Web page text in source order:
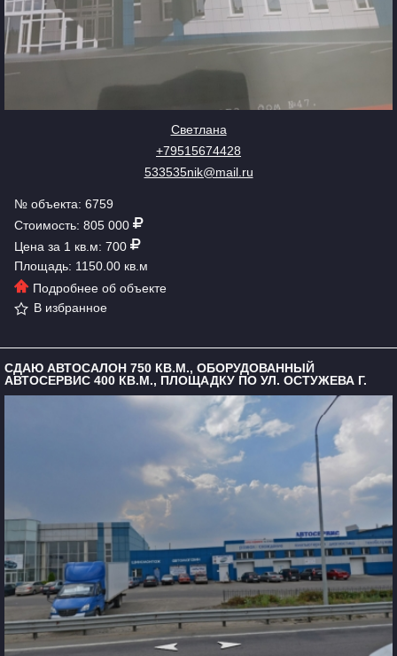
Светлана
+79515674428
533535nik@mail.ru
№ объекта: 6759
Стоимость: 805 000
Цена за 1 кв.м: 700
Площадь: 1150.00 кв.м
Подробнее об объекте
В избранное
CДАЮ АВТОСАЛОН 750 КВ.М., ОБОРУДОВАННЫЙ
АВТОСЕРВИС 400 КВ.М., ПЛОЩАДКУ ПО УЛ. ОСТУЖЕВА Г.